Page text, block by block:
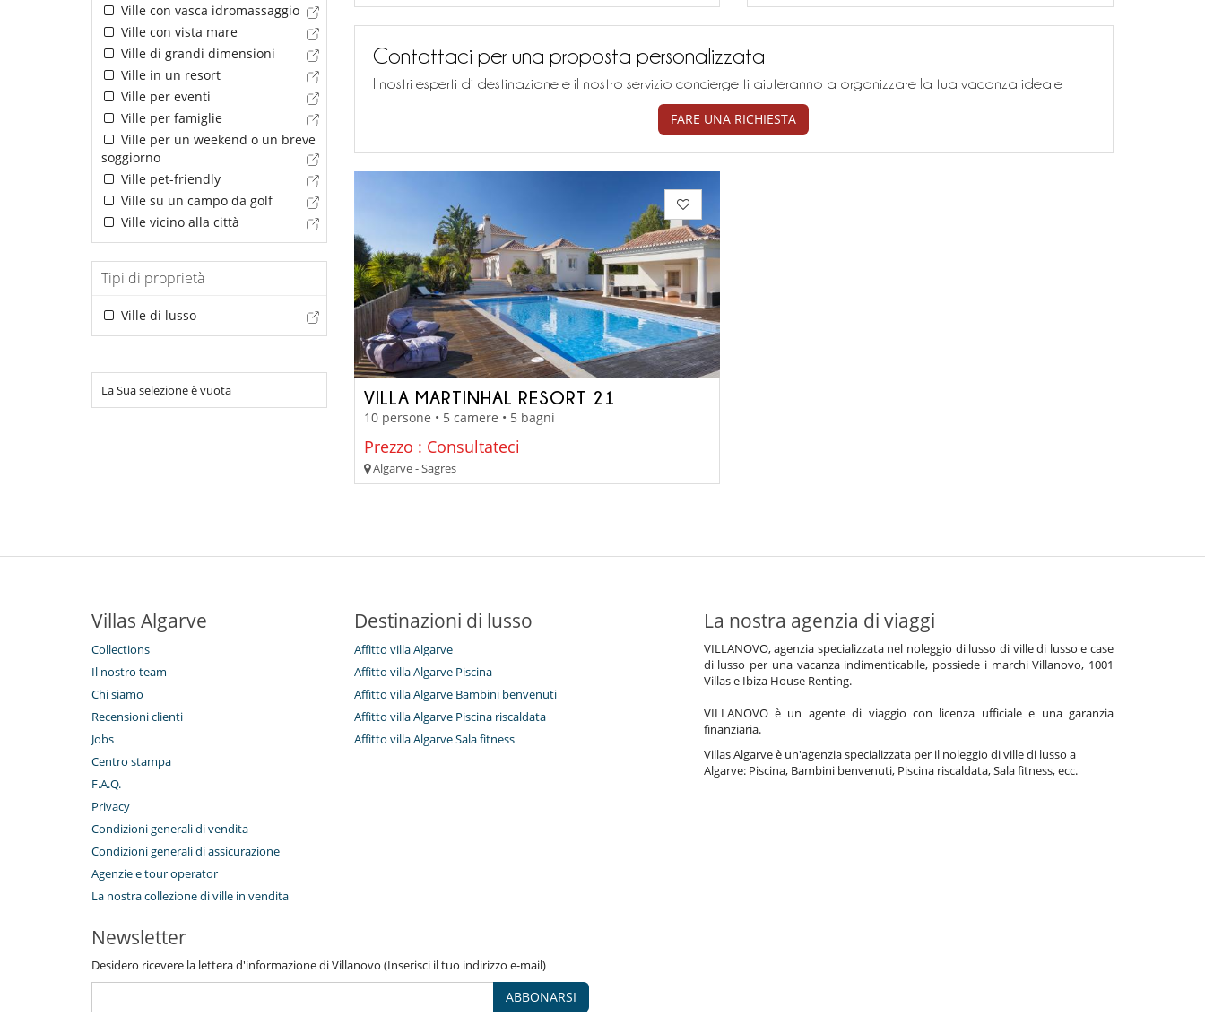
Ville con vasca idromassaggio
Ville con vista mare
Ville di grandi dimensioni
Ville in un resort
Ville per eventi
Ville per famiglie
Ville per un weekend o un breve
soggiorno
Ville pet-friendly
Ville su un campo da golf
Ville vicino alla città
Tipi di proprietà
Ville di lusso
La Sua selezione è vuota
Contattaci per una proposta personalizzata
I nostri esperti di destinazione e il nostro servizio concierge ti aiuteranno a organizzare la tua vacanza ideale
FARE UNA RICHIESTA
VILLA MARTINHAL RESORT 21
10 persone • 5 camere • 5 bagni
Prezzo : Consultateci
Algarve - Sagres
Villas Algarve
Collections
Il nostro team
Chi siamo
Recensioni clienti
Jobs
Centro stampa
F.A.Q.
Privacy
Condizioni generali di vendita
Condizioni generali di assicurazione
Agenzie e tour operator
La nostra collezione di ville in vendita
Destinazioni di lusso
Affitto villa Algarve
Affitto villa Algarve Piscina
Affitto villa Algarve Bambini benvenuti
Affitto villa Algarve Piscina riscaldata
Affitto villa Algarve Sala fitness
La nostra agenzia di viaggi
VILLANOVO, agenzia specializzata nel noleggio di lusso di ville di lusso e case
di lusso per una vacanza indimenticabile, possiede i marchi Villanovo, 1001
Villas e Ibiza House Renting.
VILLANOVO è un agente di viaggio con licenza ufficiale e una garanzia
finanziaria.
Villas Algarve è un'agenzia specializzata per il noleggio di ville di lusso a
Algarve: Piscina, Bambini benvenuti, Piscina riscaldata, Sala fitness, ecc.
Newsletter
Desidero ricevere la lettera d'informazione di Villanovo (Inserisci il tuo indirizzo e-mail)
ABBONARSI